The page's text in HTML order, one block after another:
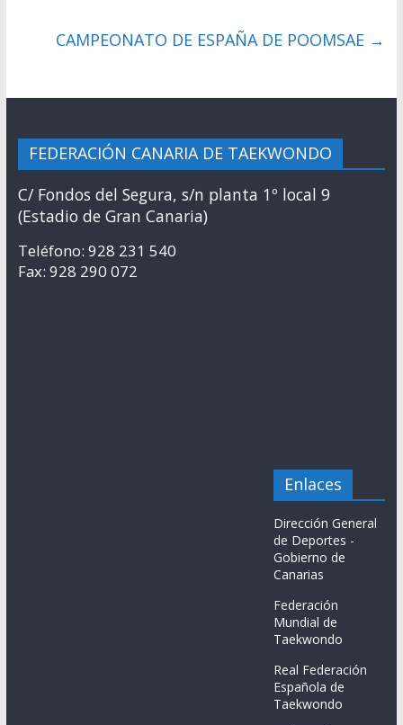
CAMPEONATO DE ESPAÑA DE POOMSAE →
FEDERACIÓN CANARIA DE TAEKWONDO
C/ Fondos del Segura, s/n planta 1º local 9
(Estadio de Gran Canaria)
Teléfono: 928 231 540
Fax: 928 290 072
Enlaces
Dirección General
de Deportes -
Gobierno de
Canarias
Federación
Mundial de
Taekwondo
Real Federación
Española de
Taekwondo